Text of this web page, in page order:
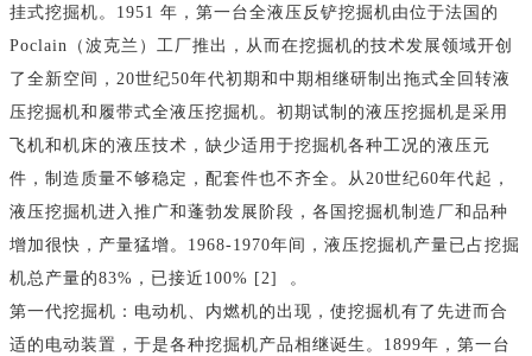
挂式挖掘机。1951 年，第一台全液压反铲挖掘机由位于法国的
Poclain（波克兰）工厂推出，从而在挖掘机的技术发展领域开创
了全新空间，20世纪50年代初期和中期相继研制出拖式全回转液
压挖掘机和履带式全液压挖掘机。初期试制的液压挖掘机是采用
飞机和机床的液压技术，缺少适用于挖掘机各种工况的液压元
件，制造质量不够稳定，配套件也不齐全。从20世纪60年代起，
液压挖掘机进入推广和蓬勃发展阶段，各国挖掘机制造厂和品种
增加很快，产量猛增。1968-1970年间，液压挖掘机产量已占挖掘
机总产量的83%，已接近100% [2] 。
第一代挖掘机：电动机、内燃机的出现，使挖掘机有了先进而合
适的电动装置，于是各种挖掘机产品相继诞生。1899年，第一台